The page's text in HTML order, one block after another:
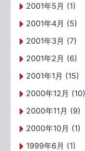
2001年5月 (1)
2001年4月 (5)
2001年3月 (7)
2001年2月 (6)
2001年1月 (15)
2000年12月 (10)
2000年11月 (9)
2000年10月 (1)
1999年6月 (1)